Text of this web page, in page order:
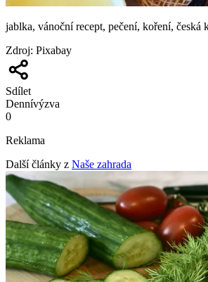
jablka, vánoční recept, pečení, koření, česká
Zdroj: Pixabay
Sdílet
Dennívýzva
0
Reklama
Další články z Naše zahrada